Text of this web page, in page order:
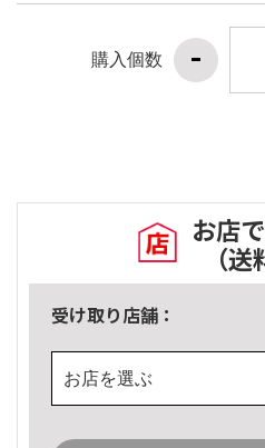
購入個数
お店
（
受け取り店舗：
お店を選ぶ